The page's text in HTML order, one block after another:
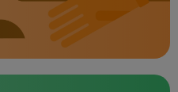
梅
·